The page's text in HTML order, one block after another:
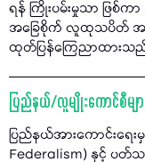
ရန် ကြိုးပမ်းမှုသာ ဖြစ်က
အခြေစိုက် လူထုသပိတ် အ
ထုတ်ပြန်ကြေညာထားသ
ပြည်နယ်/လူမျိုးကောင်စီမ
ပြည်နယ်အားကောင်းရေး
Federalism) နှင့်